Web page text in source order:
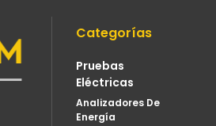
Categorías
Pruebas
Eléctricas
Analizadores De
Energía